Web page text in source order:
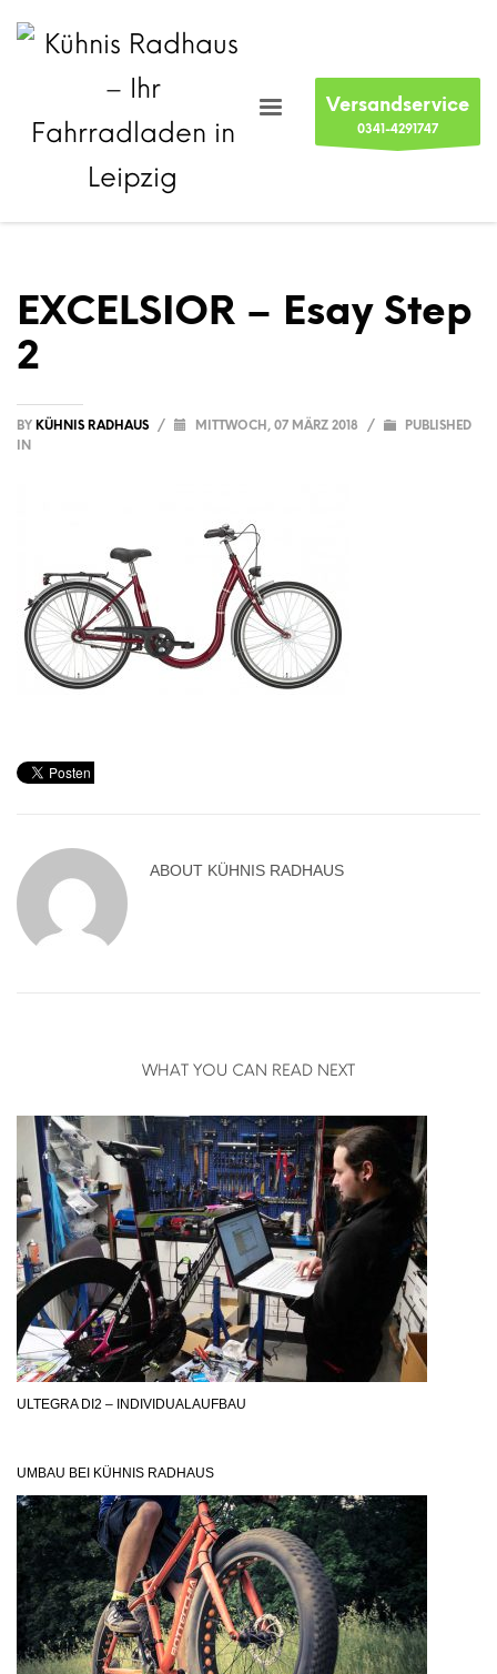
Versandservice
0341-4291747
EXCELSIOR – Esay Step
2
BY KÜHNIS RADHAUS / MITTWOCH, 07 MÄRZ 2018 /
PUBLISHED
IN
ABOUT KÜHNIS RADHAUS
WHAT YOU CAN READ NEXT
ULTEGRA DI2 – INDIVIDUALAUFBAU
UMBAU BEI KÜHNIS RADHAUS